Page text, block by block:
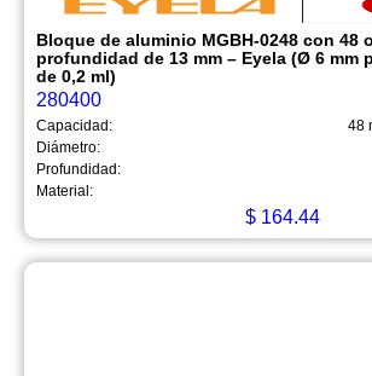
Bloque de aluminio MGBH-0248 con 48
profundidad de 13 mm – Eyela (Ø 6 mm
de 0,2 ml)
280400
Capacidad:
48
Diámetro:
Profundidad:
Material:
$ 164.44